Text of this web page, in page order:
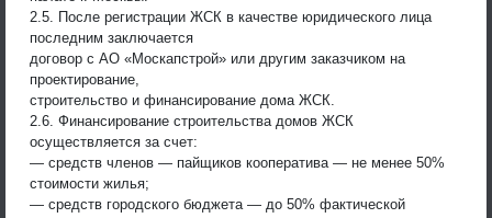
2.5. После регистрации ЖСК в качестве юридического лица
последним заключается
договор с АО «Москапстрой» или другим заказчиком на
проектирование,
строительство и финансирование дома ЖСК.
2.6. Финансирование строительства домов ЖСК
осуществляется за счет:
— средств членов — пайщиков кооператива — не менее 50%
стоимости жилья;
— средств городского бюджета — до 50% фактической